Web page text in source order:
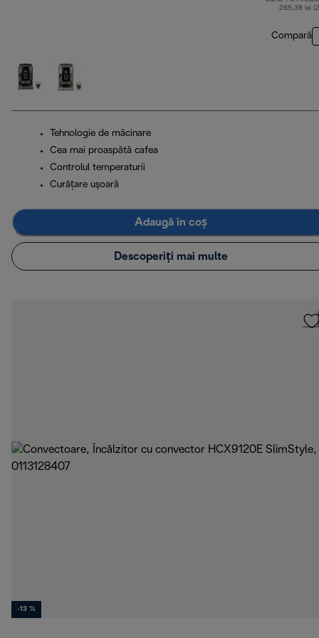
265,38 lei
Compară
Tehnologie de măcinare
Cea mai proaspătă cafea
Controlul temperaturii
Curăţare uşoară
Adaugă în coș
Descoperiți mai multe
-13 %